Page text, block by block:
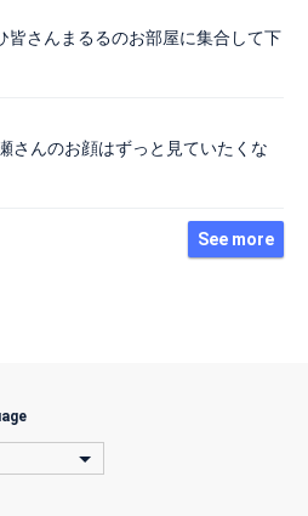
皆さんまるるのお部屋に集合して下
さんのお顔はずっと見ていたくな
See more